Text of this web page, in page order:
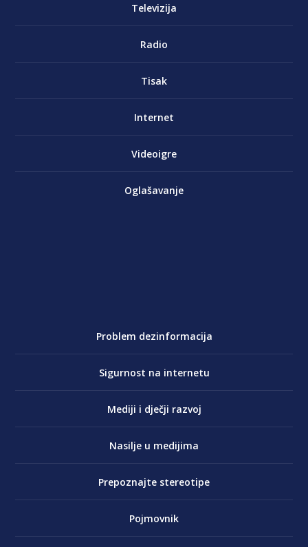
Televizija
Radio
Tisak
Internet
Videoigre
Oglašavanje
Problem dezinformacija
Sigurnost na internetu
Mediji i dječji razvoj
Nasilje u medijima
Prepoznajte stereotipe
Pojmovnik